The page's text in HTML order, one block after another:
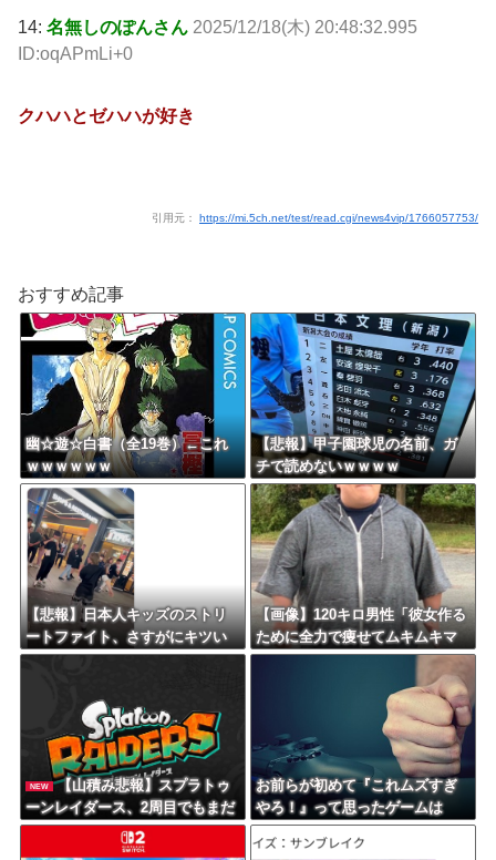
14: 名無しのぽんさん 2025/12/18(木) 20:48:32.995
ID:oqAPmLi+0
クハハとゼハハが好き
引用元： https://mi.5ch.net/test/read.cgi/news4vip/1766057753/
おすすめ記事
幽☆遊☆白書（全19巻）←これ
ｗｗｗｗｗｗ
【悲報】甲子園球児の名前、ガ
チで読めないｗｗｗｗ
【悲報】日本人キッズのストリ
ートファイト、さすがにキツい
ｗｗｗｗ
【画像】120キロ男性「彼女作る
ために全力で痩せてムキムキマ
ッチョになるぞ！」→結果ｗｗ
NEW
【山積み悲報】スプラトゥ
ーンレイダース、2周目でもまだ
緑茶ｗｗｗｗｗｗ
お前らが初めて『これムズすぎ
やろ！』って思ったゲームは
何？